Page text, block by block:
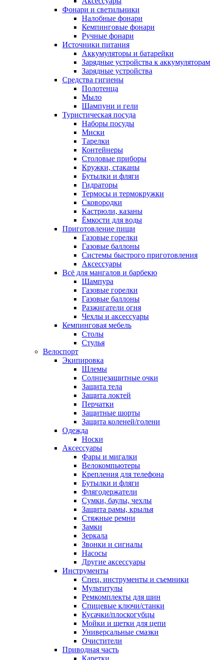
Фонари и светильники
Налобные фонари
Кемпинговые фонари
Ручные фонари
Источники питания
Аккумуляторы и батарейки
Зарядные устройства к аккумуляторам
Зарядные устройства
Средства гигиены
Полотенца
Мыло
Шампуни и гели
Туристическая посуда
Наборы посуды
Миски
Тарелки
Контейнеры
Столовые приборы
Кружки, стаканы
Бутылки и фляги
Гидраторы
Термосы и термокружки
Сковородки
Кастрюли, казаны
Ёмкости для воды
Приготовление пищи
Газовые горелки
Газовые баллоны
Системы быстрого приготовления
Аксессуары
Всё для мангалов и барбекю
Шампура
Газовые горелки
Газовые баллоны
Разжигатели огня
Чехлы и аксессуары
Кемпинговая мебель
Столы
Стулья
Велоспорт
Экипировка
Шлемы
Солнцезащитные очки
Защита тела
Защита локтей
Перчатки
Защитные шорты
Защита коленей/голени
Одежда
Носки
Аксессуары
Фары и мигалки
Велокомпьютеры
Крепления для телефона
Бутылки и фляги
Флягодержатели
Сумки, баулы, чехлы
Защита рамы, крылья
Стяжные ремни
Замки
Зеркала
Звонки и сигналы
Насосы
Другие аксессуары
Инструменты
Спец. инструменты и съемники
Мультитулы
Ремкомплекты для шин
Спицевые ключи/станки
Кусачки/плоскогубцы
Мойки и щетки для цепи
Универсальные смазки
Очистители
Приводная часть
Каретки